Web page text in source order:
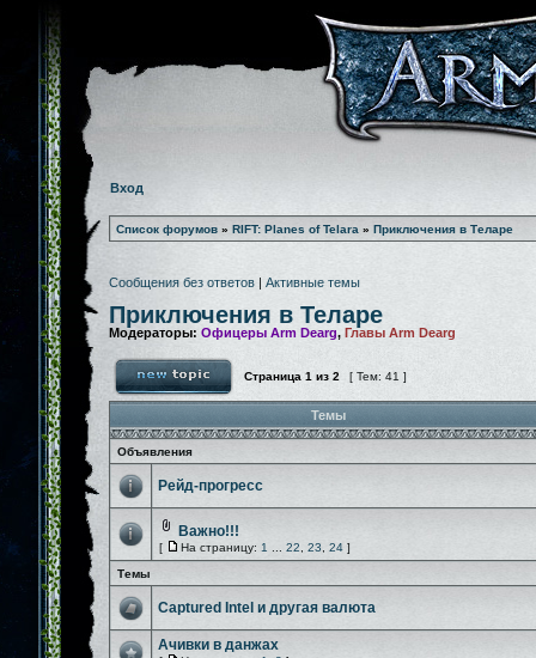
Вход
Список форумов » RIFT: Planes of Telara » Приключения в Теларе
Сообщения без ответов | Активные темы
Приключения в Теларе
Модераторы: Офицеры Arm Dearg, Главы Arm Dearg
Страница 1 из 2 [ Тем: 41 ]
Темы
Объявления
Рейд-прогресс
Важно!!!
[ На страницу: 1 22 23 24 ]
Темы
Captured Intel и другая валюта
Ачивки в данжах